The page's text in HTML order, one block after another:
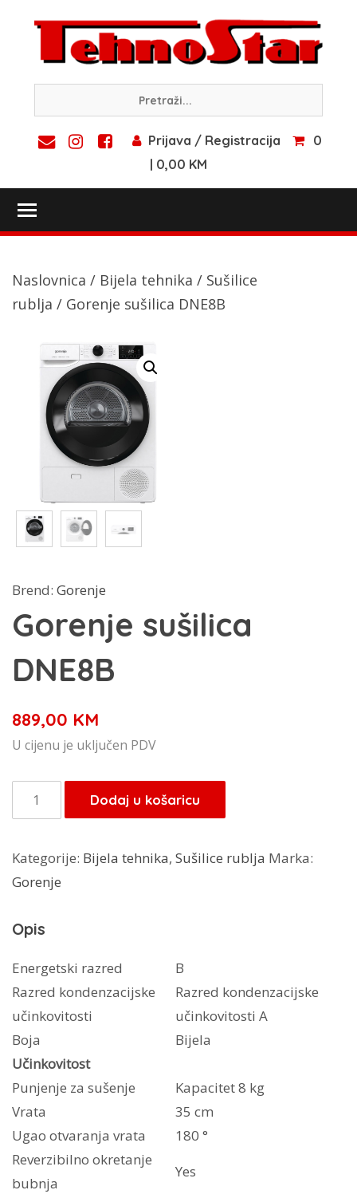
content
Prijava / Registracija
0
| 0,00 KM
Naslovnica / Bijela tehnika / Sušilice
rublja / Gorenje sušilica DNE8B
Brend: Gorenje
Gorenje sušilica
DNE8B
889,00 KM
U cijenu je uključen PDV
Gorenje
sušilica
količina
Dodaj u košaricu
Kategorije: Bijela tehnika, Sušilice rublja Marka:
Gorenje
Opis
Energetski razred
B
Razred kondenzacijske
učinkovitosti
Razred kondenzacijske
učinkovitosti A
Boja
Bijela
Učinkovitost
Punjenje za sušenje
Kapacitet 8 kg
Vrata
35 cm
Ugao otvaranja vrata
180 °
Reverzibilno okretanje
bubnja
Yes